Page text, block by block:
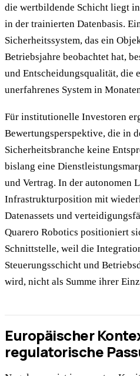
die wertbildende Schicht liegt
in der trainierten Datenbasis.
Sicherheitssystem, das ein
Betriebsjahre beobachtet hat,
und Entscheidungsqualität, die
unerfahrenes System in
Für institutionelle Investoren
Bewertungsperspektive, die in
Sicherheitsbranche keine
bislang eine
und Vertrag. In der autonomen
Infrastrukturposition mit
Datenassets und
Quarero Robotics positioniert
Schnittstelle, weil die
Steuerungsschicht und
wird, nicht als Summe ihrer
Europäischer
regulatorische